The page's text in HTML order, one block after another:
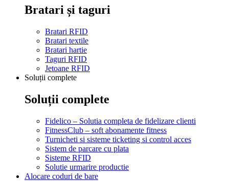
Bratari și taguri
Bratari RFID
Bratari textile
Bratari hartie
Taguri RFID
Jetoane RFID
Soluții complete
Soluții complete
Fidelico – Solutia completa de fidelizare clienti
FitnessClub – soft abonamente fitness
Turnicheti si sisteme ticketing si control acces
Sistem de parcare cu plata
Sisteme RFID
Solutie urmarire productie
Alocare coduri de bare